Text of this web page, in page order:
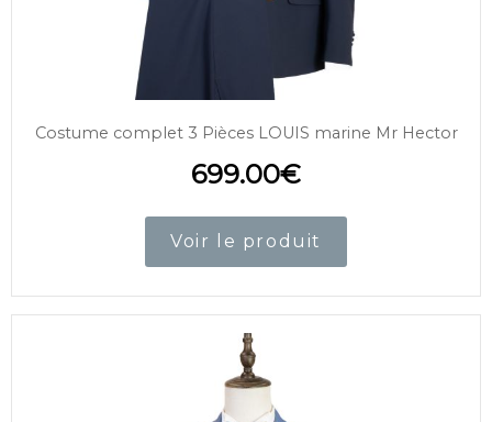
Costume complet 3 Pièces LOUIS marine Mr Hector
699.00€
Voir le produit